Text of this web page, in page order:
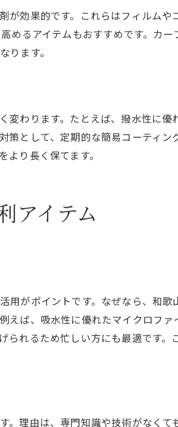
効果的です。これらはフィルムや
めるアイテムもおすすめです。カ
ります。
わります。たとえば、撥水性に優
として、定期的な簡易コーティン
り長く保てます。
アイテム
がポイントです。なぜなら、和
ば、吸水性に優れたマイクロフ
れるため忙しい方にも最適です
理由は、専門知識や技術がなく